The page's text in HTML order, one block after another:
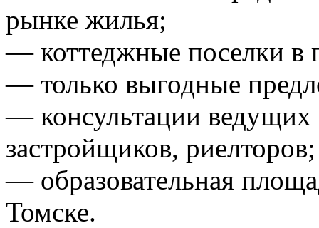
рынке жилья;
— коттеджные поселки в
— только выгодные
— консультации ведущих
застройщиков, риелторов;
— образовательная
Томске.